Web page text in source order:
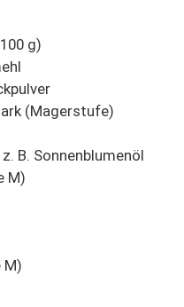
g)
(Magerstufe)
B. Sonnenblumenöl
M)
M)